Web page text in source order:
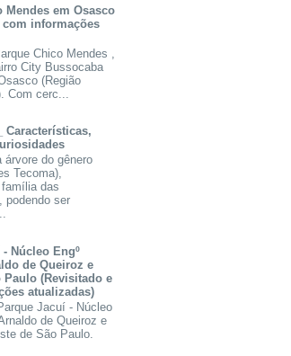
Mendes em Osasco
com informações
Chico Mendes ,
City Bussocaba
(Região
Com cerc...
Características,
do gênero
Tecoma),
das
podendo ser
Núcleo Engº
de Queiroz e
Paulo (Revisitado e
atualizadas)
Jacuí - Núcleo
de Queiroz e
de São Paulo.